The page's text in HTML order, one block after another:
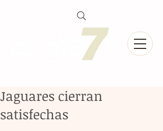
Jaguares cierran
satisfechas